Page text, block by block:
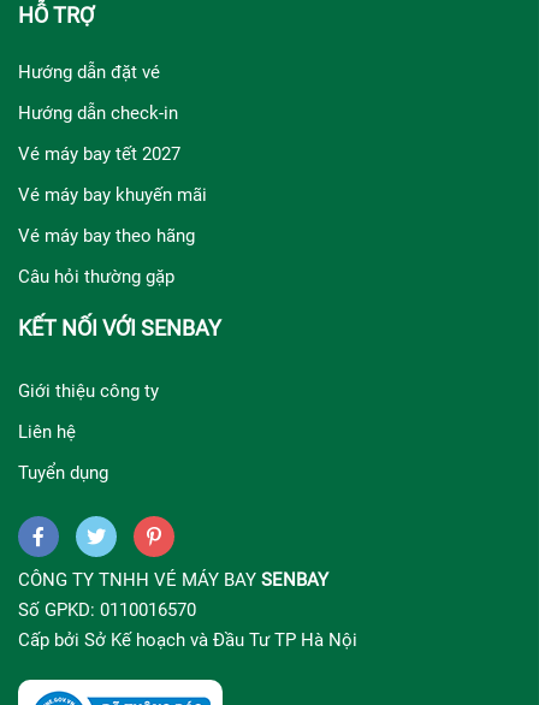
HỖ TRỢ
Hướng dẫn đặt vé
Hướng dẫn check-in
Vé máy bay tết 2027
Vé máy bay khuyến mãi
Vé máy bay theo hãng
Câu hỏi thường gặp
KẾT NỐI VỚI SENBAY
Giới thiệu công ty
Liên hệ
Tuyển dụng
CÔNG TY TNHH VÉ MÁY BAY SENBAY
Số GPKD: 0110016570
Cấp bởi Sở Kế hoạch và Đầu Tư TP Hà Nội